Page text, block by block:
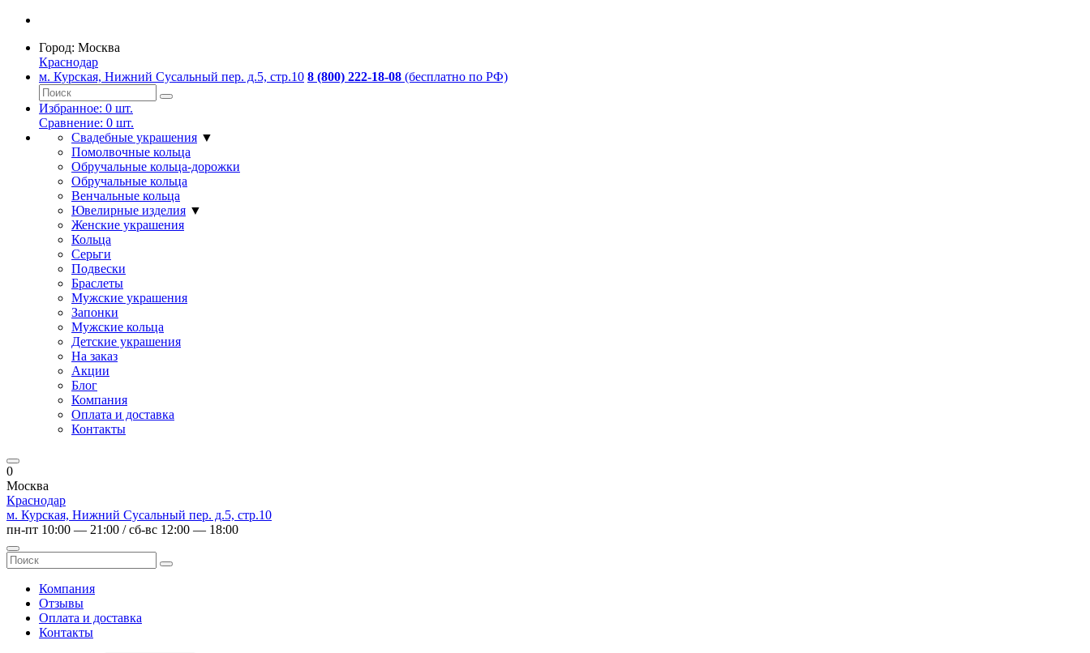
Город: Москва
Краснодар
м. Курская, Нижний Сусальный пер. д.5, стр.10 8 (800) 222-18-08 (бесплатно по РФ)
Избранное: 0 шт.
Сравнение: 0 шт.
Свадебные украшения ▼
Помолвочные кольца
Обручальные кольца-дорожки
Обручальные кольца
Венчальные кольца
Ювелирные изделия ▼
Женские украшения
Кольца
Серьги
Подвески
Браслеты
Мужские украшения
Запонки
Мужские кольца
Детские украшения
На заказ
Акции
Блог
Компания
Оплата и доставка
Контакты
0
Москва
Краснодар
м. Курская, Нижний Сусальный пер. д.5, стр.10
пн-пт 10:00 — 21:00 / сб-вс 12:00 — 18:00
Компания
Отзывы
Оплата и доставка
Контакты